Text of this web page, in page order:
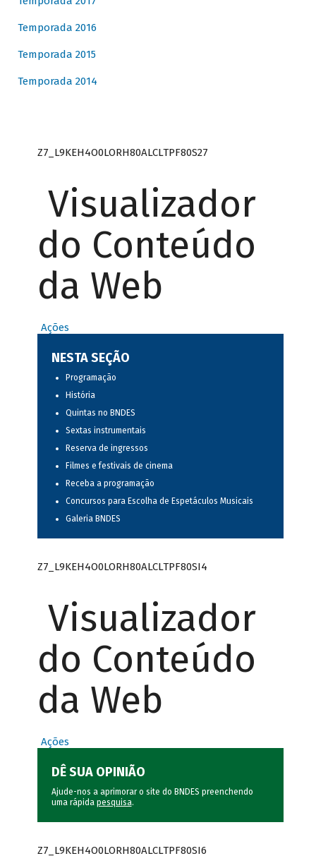
Temporada 2016
Temporada 2015
Temporada 2014
Z7_L9KEH4O0LORH80ALCLTPF80S27
Visualizador
do Conteúdo
da Web
Ações
NESTA SEÇÃO
Programação
História
Quintas no BNDES
Sextas instrumentais
Reserva de ingressos
Filmes e festivais de cinema
Receba a programação
Concursos para Escolha de Espetáculos Musicais
Galeria BNDES
Z7_L9KEH4O0LORH80ALCLTPF80SI4
Visualizador
do Conteúdo
da Web
Ações
DÊ SUA OPINIÃO
Ajude-nos a aprimorar o site do BNDES preenchendo
uma rápida pesquisa.
Z7_L9KEH4O0LORH80ALCLTPF80SI6